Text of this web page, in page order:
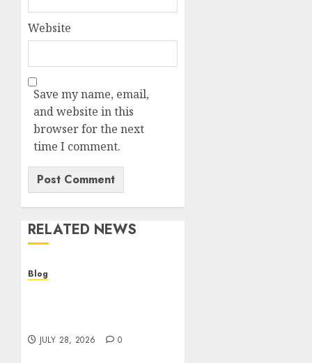
Website
Save my name, email,
and website in this
browser for the next
time I comment.
RELATED NEWS
Blog
JULY 28, 2026 0